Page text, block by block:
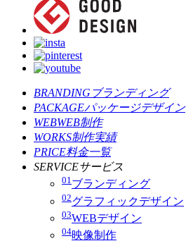
BRANDING ブランディング
PACKAGEパッケージデザイン
WEBWEB制作
WORKS制作実績
PRICE料金一覧
SERVICEサービス
01ブランディング
02グラフィックデザイン
03WEBデザイン
04映像制作